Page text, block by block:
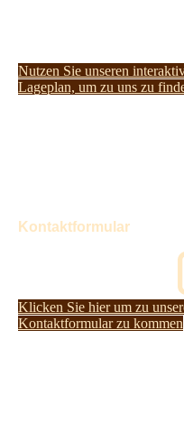
Nutzen Sie unseren
La­ge­plan, um zu uns zu
Kontaktformular
Klicken Sie hier um zu
Kon­takt­for­mu­lar zu kommen